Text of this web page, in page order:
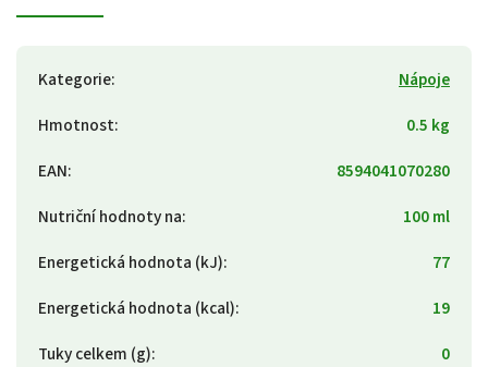
Kategorie:
Nápoje
Hmotnost:
0.5 kg
EAN:
8594041070280
Nutriční hodnoty na:
100 ml
Energetická hodnota (kJ):
77
Energetická hodnota (kcal):
19
Tuky celkem (g):
0